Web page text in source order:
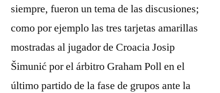
siempre, fueron un tema de las discusiones;
como por ejemplo las tres tarjetas amarillas
mostradas al jugador de Croacia Josip
Šimunić por el árbitro Graham Poll en el
último partido de la fase de grupos ante la